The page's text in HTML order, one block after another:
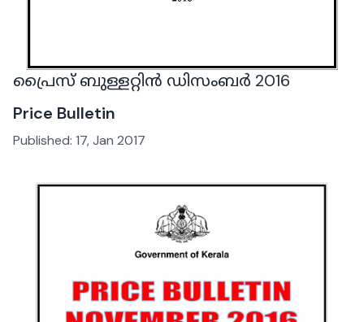
പ്രൈസ് ബുള്ളറ്റിൻ ഡിസംബർ 2016
Price Bulletin
Published: 17, Jan 2017